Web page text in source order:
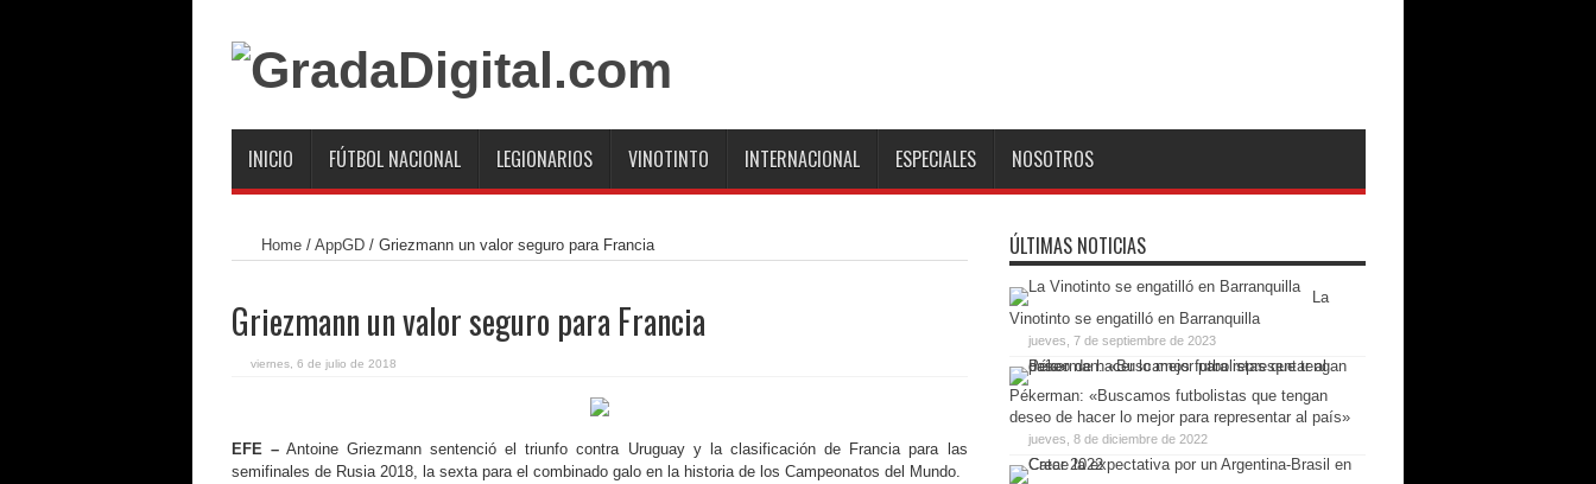
INICIO FÚTBOL NACIONAL LEGIONARIOS VINOTINTO INTERNACIONAL ESPECIALES NOSOTROS
Home/ AppGD/ Griezmann un valor seguro para Francia
Griezmann un valor seguro para Francia
viernes, 6 de julio de 2018
EFE –Antoine Griezmann sentenció el triunfo contra Uruguay y la clasificación de Francia para las
semifinales de Rusia 2018, la sexta para el combinado galo en la historia de los Campeonatos del Mundo.
ÚLTIMAS NOTICIAS
La
Vinotinto se engatilló en Barranquilla
jueves, 7 de septiembre de 2023
Pékerman: «Buscamos futbolistas que tengan
deseo de hacer lo mejor para representar al país»
jueves, 8 de diciembre de 2022